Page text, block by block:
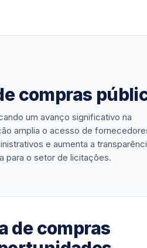
compras
um avanço significativo na
amplia o acesso de
e aumenta a
para o setor de licitações.
de compras